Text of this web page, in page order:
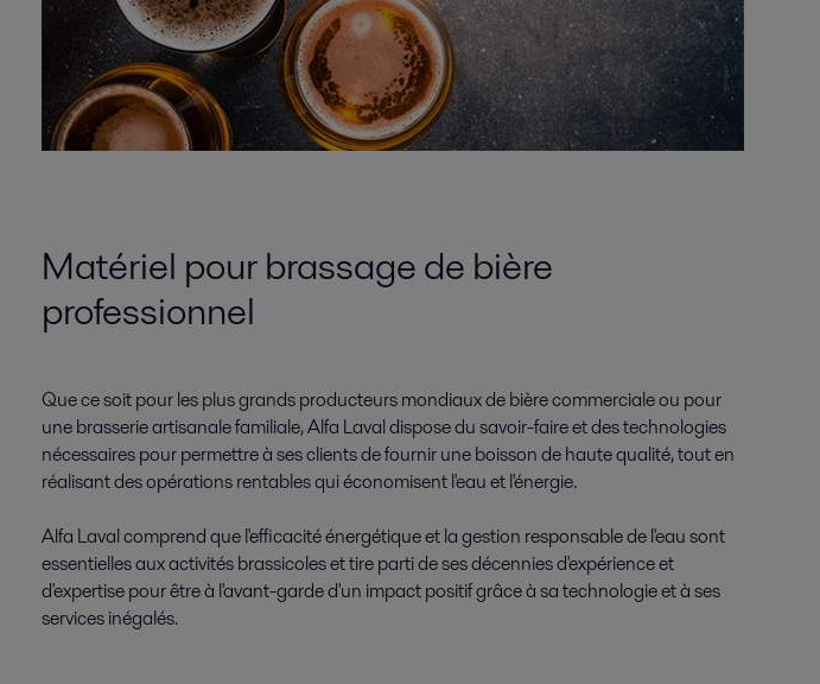
Matériel pour brassage de bière
professionnel
Que ce soit pour les plus grands producteurs mondiaux de bière commerciale ou pour
une brasserie artisanale familiale, Alfa Laval dispose du savoir-faire et des technologies
nécessaires pour permettre à ses clients de fournir une boisson de haute qualité, tout en
réalisant des opérations rentables qui économisent l'eau et l'énergie.
Alfa Laval comprend que l'efficacité énergétique et la gestion responsable de l'eau sont
essentielles aux activités brassicoles et tire parti de ses décennies d'expérience et
d'expertise pour être à l'avant-garde d'un impact positif grâce à sa technologie et à ses
services inégalés.